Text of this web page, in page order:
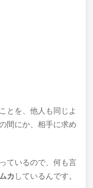
とを、他人も同じよ
間にか、相手に求め
ているので、何も言
カ しているんです。